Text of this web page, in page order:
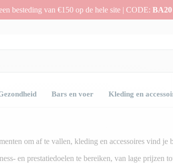
besteding van €150 op de hele site | CODE: BA20
Bars en voer Kleding en
om af te vallen, kleding en accessoires vind je
en prestatiedoelen te bereiken, van lage prijzen